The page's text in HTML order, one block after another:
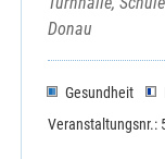
Donau
Gesundheit
Veranstaltungsnr.: